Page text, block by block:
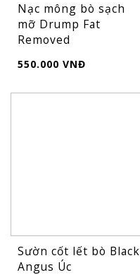
Nạc mông bò sạch
mỡ Drump Fat
Removed
550.000 VNĐ
Sườn cốt lết bò Black
Angus Úc